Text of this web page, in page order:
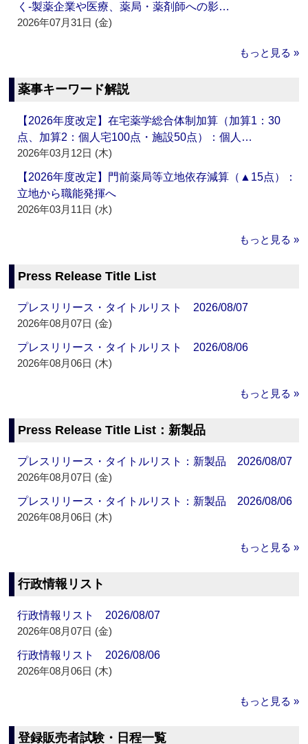
く‐製薬企業や医療、薬局・薬剤師への影…
2026年07月31日 (金)
もっと見る »
薬事キーワード解説
【2026年度改定】在宅薬学総合体制加算（加算1：30
点、加算2：個人宅100点・施設50点）：個人…
2026年03月12日 (木)
【2026年度改定】門前薬局等立地依存減算（▲15点）：
立地から職能発揮へ
2026年03月11日 (水)
もっと見る »
Press Release Title List
プレスリリース・タイトルリスト 2026/08/07
2026年08月07日 (金)
プレスリリース・タイトルリスト 2026/08/06
2026年08月06日 (木)
もっと見る »
Press Release Title List：新製品
プレスリリース・タイトルリスト：新製品 2026/08/07
2026年08月07日 (金)
プレスリリース・タイトルリスト：新製品 2026/08/06
2026年08月06日 (木)
もっと見る »
行政情報リスト
行政情報リスト 2026/08/07
2026年08月07日 (金)
行政情報リスト 2026/08/06
2026年08月06日 (木)
もっと見る »
登録販売者試験・日程一覧